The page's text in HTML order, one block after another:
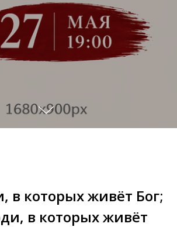
в которых живёт Бог;
в которых живёт